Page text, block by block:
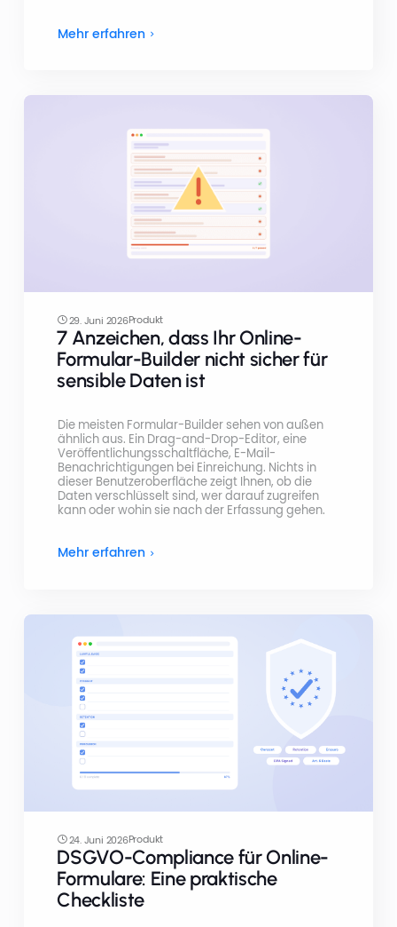
Mehr erfahren
29. Juni 2026Produkt
7 Anzeichen, dass Ihr Online-
Formular-Builder nicht sicher für
sensible Daten ist
Die meisten Formular-Builder sehen von außen
ähnlich aus. Ein Drag-and-Drop-Editor, eine
Veröffentlichungsschaltfläche, E-Mail-
Benachrichtigungen bei Einreichung. Nichts in
dieser Benutzeroberfläche zeigt Ihnen, ob die
Daten verschlüsselt sind, wer darauf zugreifen
kann oder wohin sie nach der Erfassung gehen.
Mehr erfahren
24. Juni 2026Produkt
DSGVO-Compliance für Online-
Formulare: Eine praktische
Checkliste